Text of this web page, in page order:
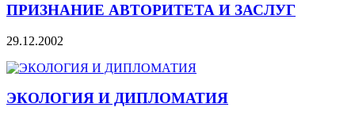
ПРИЗНАНИЕ АВТОРИТЕТА И ЗАСЛУГ
29.12.2002
ЭКОЛОГИЯ И ДИПЛОМАТИЯ